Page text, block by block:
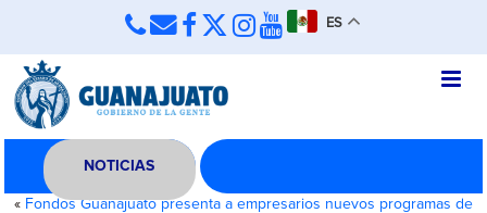
ES
NOTICIAS
« Fondos Guanajuato presenta a empresarios nuevos programas de